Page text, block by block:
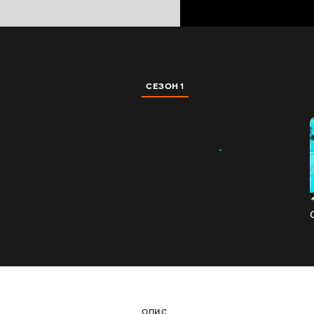
СЕЗОН 1